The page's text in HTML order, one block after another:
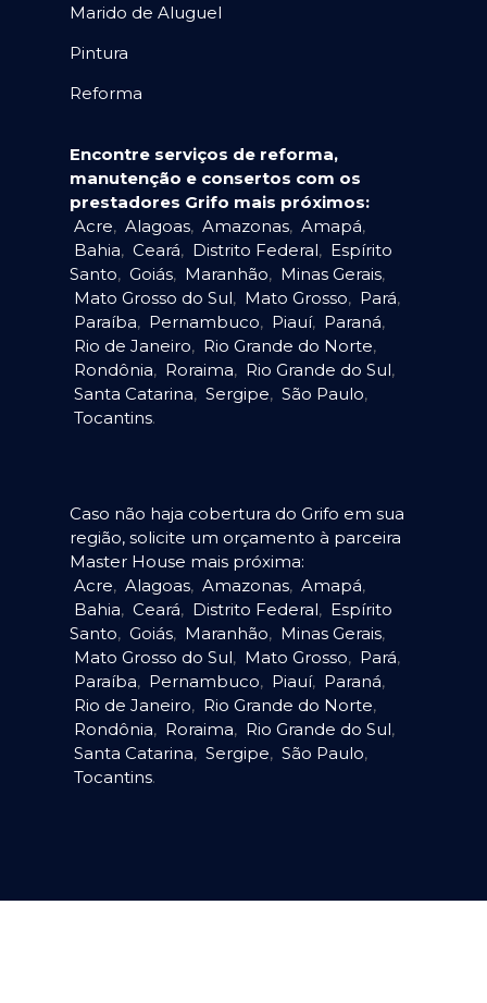
Marido de Aluguel
Pintura
Reforma
Encontre serviços de reforma,
manutenção e consertos com os
prestadores Grifo mais próximos:
Acre, Alagoas, Amazonas, Amapá,
Bahia, Ceará, Distrito Federal, Espírito
Santo, Goiás, Maranhão, Minas Gerais,
Mato Grosso do Sul, Mato Grosso, Pará,
Paraíba, Pernambuco, Piauí, Paraná,
Rio de Janeiro, Rio Grande do Norte,
Rondônia, Roraima, Rio Grande do Sul,
Santa Catarina, Sergipe, São Paulo,
Tocantins.
Caso não haja cobertura do Grifo em sua
região, solicite um orçamento à parceira
Master House mais próxima:
Acre, Alagoas, Amazonas, Amapá,
Bahia, Ceará, Distrito Federal, Espírito
Santo, Goiás, Maranhão, Minas Gerais,
Mato Grosso do Sul, Mato Grosso, Pará,
Paraíba, Pernambuco, Piauí, Paraná,
Rio de Janeiro, Rio Grande do Norte,
Rondônia, Roraima, Rio Grande do Sul,
Santa Catarina, Sergipe, São Paulo,
Tocantins.